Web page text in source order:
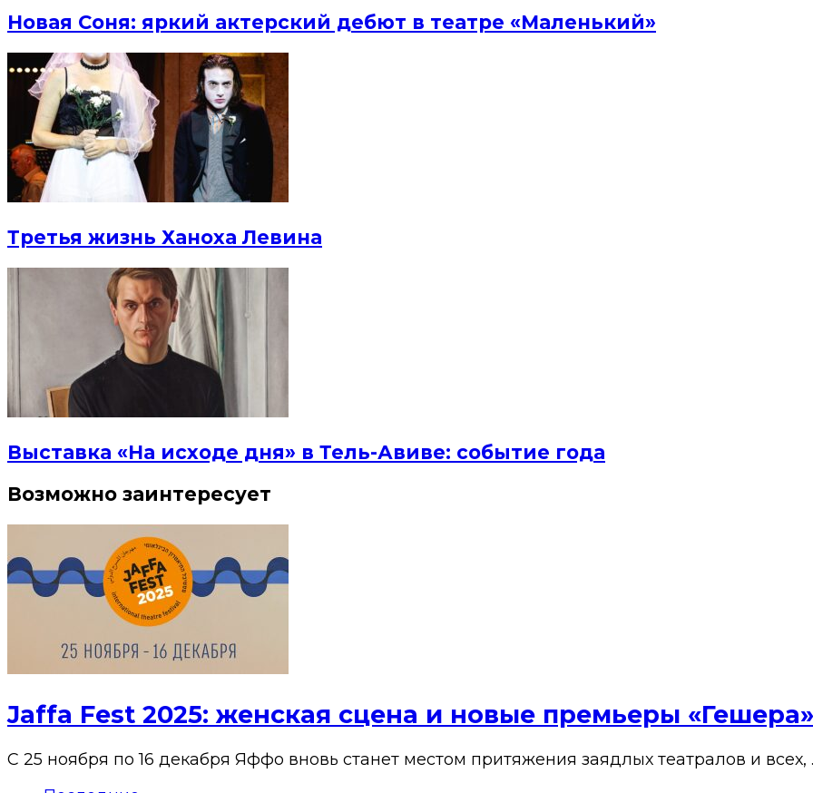
Новая Соня: яркий актерский дебют в театре «Маленький»
Третья жизнь Ханоха Левина
Выставка «На исходе дня» в Тель-Авиве: событие года
Возможно заинтересует
Jaffa Fest 2025: женская сцена и новые премьеры «Гешера»
С 25 ноября по 16 декабря Яффо вновь станет местом притяжения заядлых театралов и всех,